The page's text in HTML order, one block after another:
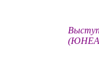
(ЮНЕА-